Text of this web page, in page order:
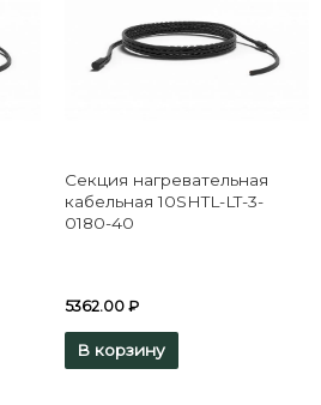
Секция нагревательная
кабельная 10SHTL-LT-3-
0180-40
5362.00 ₽
В корзину